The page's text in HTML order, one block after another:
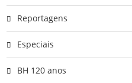
Reportagens
Especiais
BH 120 anos